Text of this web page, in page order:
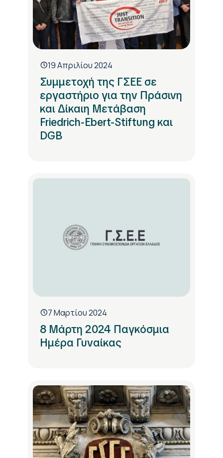
19 Απριλίου 2024
Συμμετοχή της ΓΣΕΕ σε
εργαστήριο για την Πράσινη
και Δίκαιη Μετάβαση
Friedrich-Ebert-Stiftung και
DGB
7 Μαρτίου 2024
8 Μάρτη 2024 Παγκόσμια
Ημέρα Γυναίκας